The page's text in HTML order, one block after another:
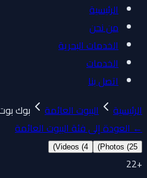
الرئيسية
من نحن
الخدمات البحرية
الخدمات
اتصل بنا
الرئيسية
البيوت العائمة
بوك بوت 1
←العودة إلى فئة البيوت العائمة
Photos (25
)
Videos (
)
22